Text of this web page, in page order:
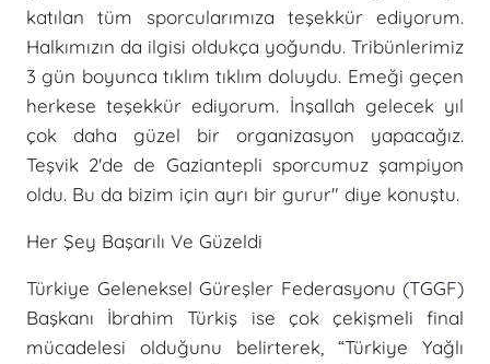
katılan tüm sporcularımıza teşekkür ediyorum.
Halkımızın da ilgisi oldukça yoğundu. Tribünlerimiz
3 gün boyunca tıklım tıklım doluydu. Emeği geçen
herkese teşekkür ediyorum. İnşallah gelecek yıl
çok daha güzel bir organizasyon yapacağız.
Teşvik 2'de de Gaziantepli sporcumuz şampiyon
oldu. Bu da bizim için ayrı bir gurur" diye konuştu.
Her Şey Başarılı Ve Güzeldi
Türkiye Geleneksel Güreşler Federasyonu (TGGF)
Başkanı İbrahim Türkiş ise çok çekişmeli final
mücadelesi olduğunu belirterek, “Türkiye Yağlı